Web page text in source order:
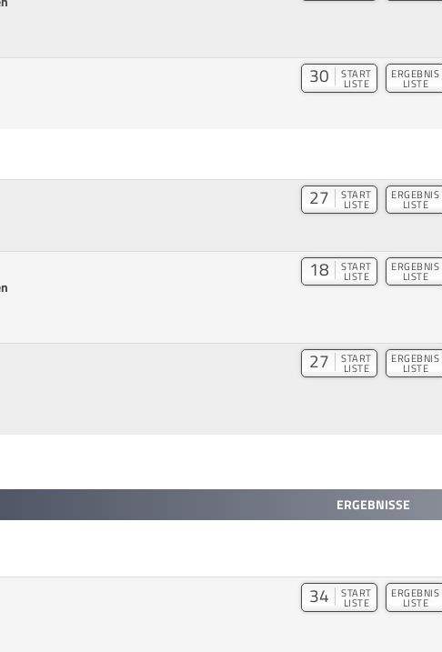
30 START
LISTE
ERGEBNIS
LISTE
27 START
LISTE
ERGEBNIS
LISTE
18 START
LISTE
ERGEBNIS
LISTE
27 START
LISTE
ERGEBNIS
LISTE
ERGEBNISSE
34 START
LISTE
ERGEBNIS
LISTE